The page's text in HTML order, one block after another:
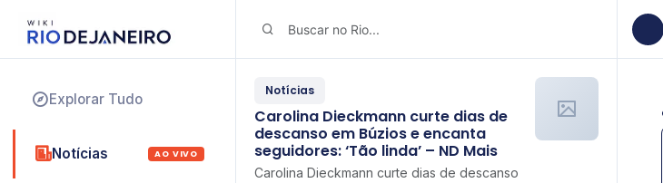
Explorar Tudo
Notícias AO VIVO
Notícias
Carolina Dieckmann curte dias de
descanso em Búzios e encanta
seguidores: ‘Tão linda’ – ND Mais
Carolina Dieckmann curte dias de descanso